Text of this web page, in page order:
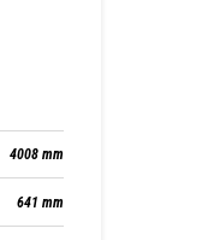
4008 mm
641 mm